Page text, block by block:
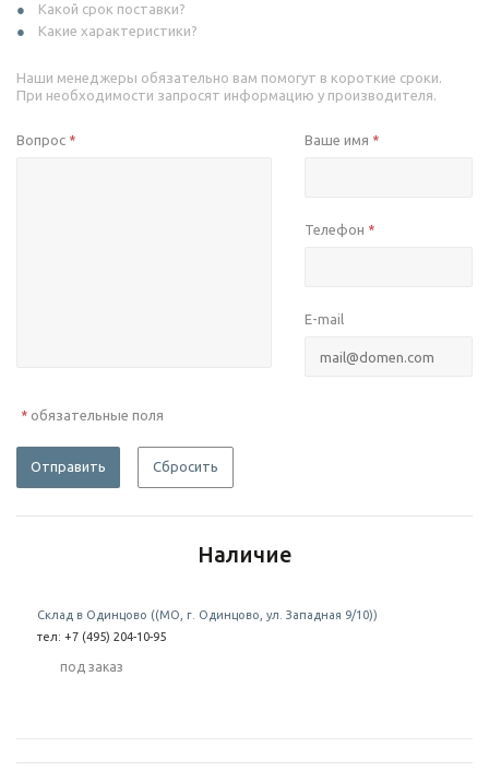
Какой срок поставки?
Какие характеристики?
Наши менеджеры обязательно вам помогут в короткие сроки.
При необходимости запросят информацию у производителя.
Вопрос * Ваше имя *
Телефон *
E-mail
* обязательные поля
Отправить Сбросить
Наличие
Склад в Одинцово ((МО, г. Одинцово, ул. Западная 9/10))
тел: +7 (495) 204-10-95
Под заказ